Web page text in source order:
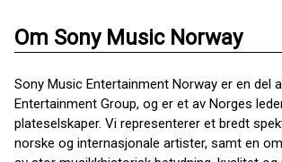
Om Sony Music Norway
Sony Music Entertainment Norway er en del
Entertainment Group, og er et av Norges
plateselskaper. Vi representerer et bredt
norske og internasjonale artister, samt en